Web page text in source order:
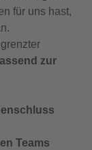
für uns hast,
zur
Teams